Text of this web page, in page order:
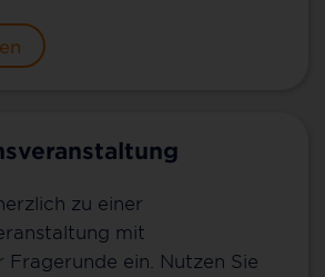
zu einer
mit
Fragerunde ein. Nutzen Sie